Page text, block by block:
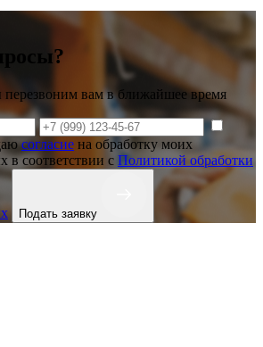
перезвоним вам в ближайшее время
согласие на обработку моих
в соответствии с Политикой обработки
Подать заявку